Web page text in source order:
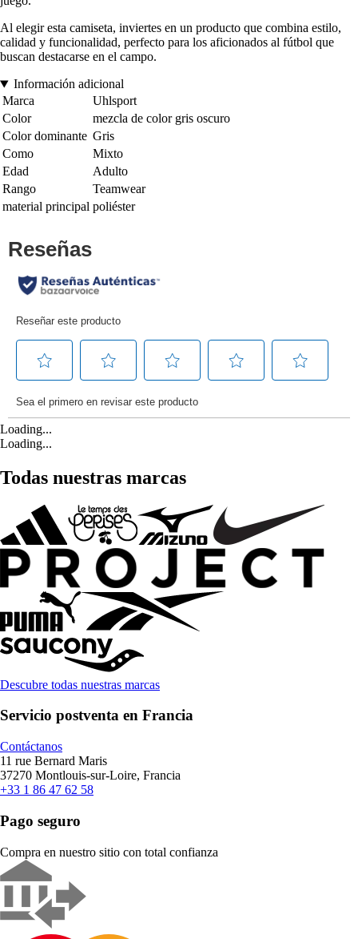
Al elegir esta camiseta, inviertes en un producto que combina estilo,
calidad y funcionalidad, perfecto para los aficionados al fútbol que
buscan destacarse en el campo.
Información adicional
Marca
Uhlsport
Color
mezcla de color gris oscuro
Color dominante Gris
Como
Mixto
Edad
Adulto
Rango
Teamwear
material principal poliéster
Loading...
Loading...
Todas nuestras marcas
Descubre todas nuestras marcas
Servicio postventa en Francia
Contáctanos
11 rue Bernard Maris
37270 Montlouis-sur-Loire, Francia
+33 1 86 47 62 58
Pago seguro
Compra en nuestro sitio con total confianza